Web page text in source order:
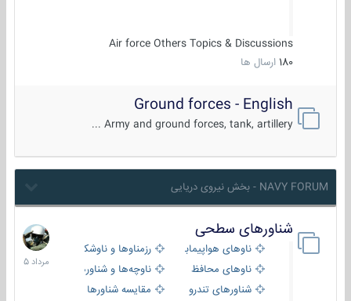
Air force Others Topics & Discussions
180 ارسال ها
Ground forces - English
Army and ground forces, tank, artillery ...
NAVY FORUM - بخش نیروی دریایی
شناورهای سطحی
ناوهای هواپیمابر و بالگرد بررزمناوها و ناوشکن‌ها
ناوهای محافظ
ناوچه‌ها و شناورهای گشتی
شناورهای تندرو
مقایسه شناورها
2
مرداد
1405